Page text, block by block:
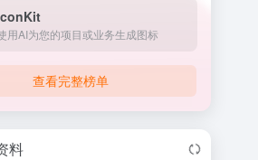
用AI为您的项目或业务生成图标
查看完整榜单
料